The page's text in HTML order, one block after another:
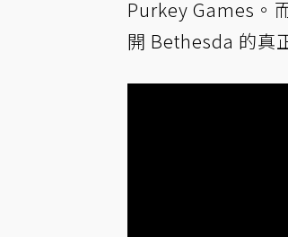
Purkey Games。
開 Bethesda 的真